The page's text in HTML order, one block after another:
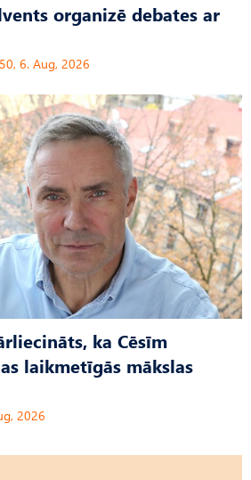
organizē debates ar
6. Aug, 2026
ka Cēsīm
laikmetīgās mākslas
2026